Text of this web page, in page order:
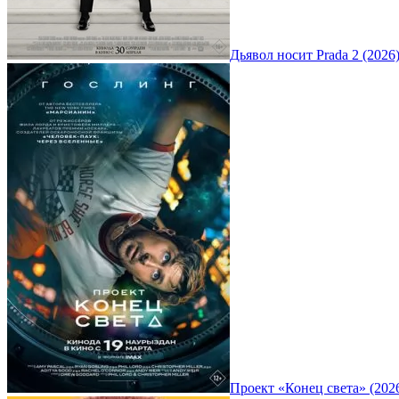
Дьявол носит Prada 2 (2026)
Проект «Конец света»